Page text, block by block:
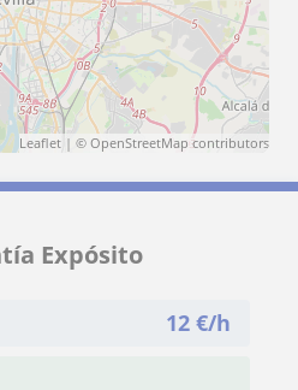
Leaflet | © OpenStreetMap contributors
Expósito
12 €/h